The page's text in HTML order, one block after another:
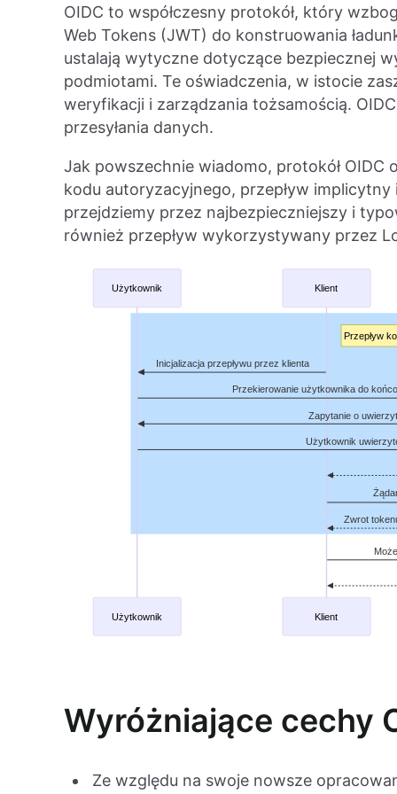
OIDC to współczesny protokół, który
Web Tokens (JWT) do konstruowania
ustalają wytyczne dotyczące bezpiecznej
podmiotami. Te oświadczenia, w istocie
weryfikacji i zarządzania tożsamością.
przesyłania danych.
Jak powszechnie wiadomo, protokół OIDC
kodu autoryzacyjnego, przepływ
przejdziemy przez najbezpieczniejszy i
również przepływ wykorzystywany przez
Wyróżniające cechy
Ze względu na swoje nowsze